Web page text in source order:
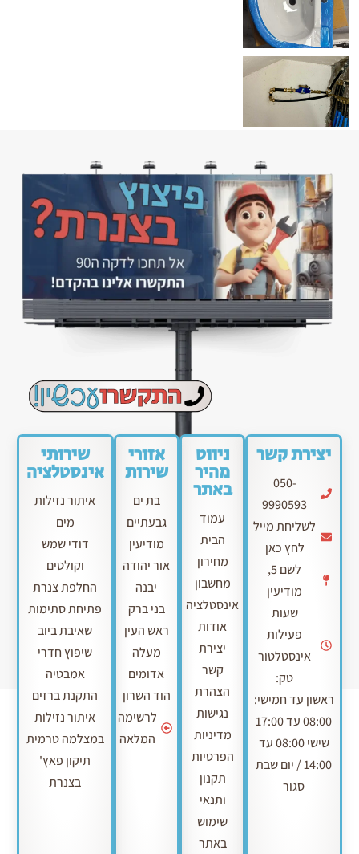
ניווט
מהיר
באתר
עמוד
הבית
מחירון
מחשבון
אינסטלציה
אודות
יצירת
קשר
הצהרת
נגישות
מדיניות
הפרטיות
תקנון
ותנאי
שימוש
באתר
יצירת קשר
050-
9990593
לשליחת מייל
לחץ כאן
לשם 5,
מודיעין
שעות
פעילות
אינסטלטור
טק:
ראשון עד חמישי:
08:00 עד 17:00
שישי 08:00 עד
14:00 / יום שבת
סגור
אזורי
שירות
בת ים
גבעתיים
מודיעין
אור יהודה
יבנה
בני ברק
ראש העין
מעלה
אדומים
הוד השרון
לרשימה
המלאה
שירותי
אינסטלציה
איתור נזילות
מים
דודי שמש
וקולטים
החלפת צנרת
פתיחת סתימות
שאיבת ביוב
שיפוץ חדרי
אמבטיה
התקנת ברזים
איתור נזילות
במצלמה טרמית
תיקון פאץ'
בצנרת